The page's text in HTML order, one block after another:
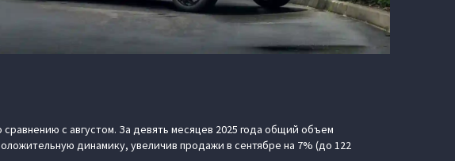
с августом. За девять месяцев 2025 года общий объем
динамику, увеличив продажи в сентябре на 7% (до 122